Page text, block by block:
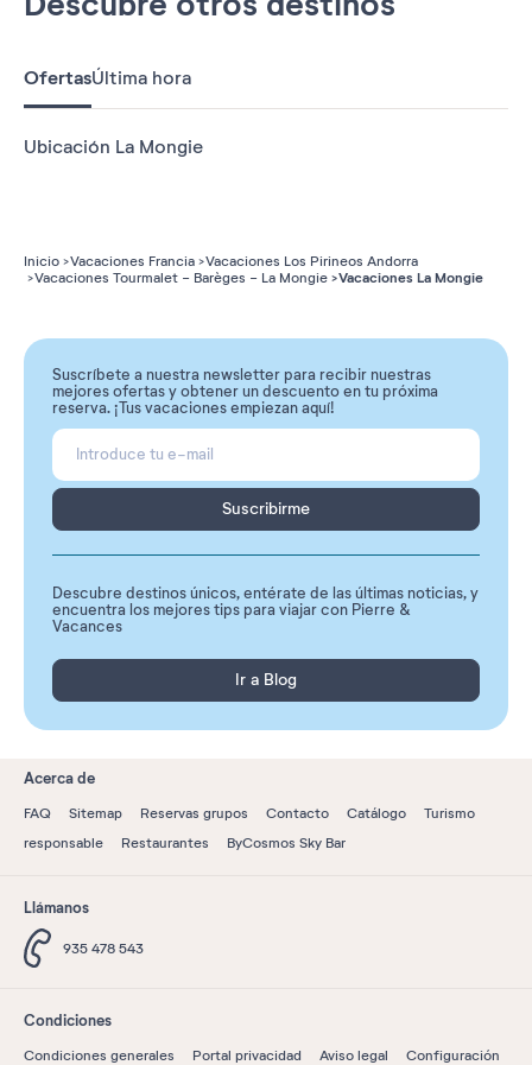
OfertasÚltima hora
Ubicación La Mongie
Inicio Vacaciones Francia
Vacaciones Los Pirineos Andorra
Vacaciones Tourmalet - Barèges - La Mongie
Vacaciones La Mongie
Suscríbete a nuestra newsletter para recibir nuestras
mejores ofertas y obtener un descuento en tu próxima
reserva. ¡Tus vacaciones empiezan aquí!
Suscribirme
Descubre destinos únicos, entérate de las últimas noticias, y
encuentra los mejores tips para viajar con Pierre &
Vacances
Ir a Blog
Acerca de
FAQ Sitemap Reservas grupos Contacto Catálogo
Turismo
responsable
Restaurantes ByCosmos Sky Bar
Llámanos
935 478 543
Condiciones
Condiciones generales Portal privacidad Aviso legal
Configuración